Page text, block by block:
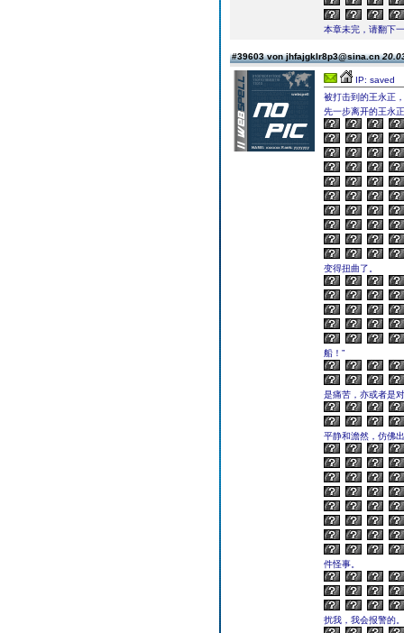
本章未完，请翻下
#39603 von jhfajgklr8p3@sina.cn
IP: saved
被打击到的王永正
先一步离开的王永
变得扭曲了。
船！”
是痛苦，亦或者是
平静和澹然，仿佛
件怪事。
扰我，我会报警的。